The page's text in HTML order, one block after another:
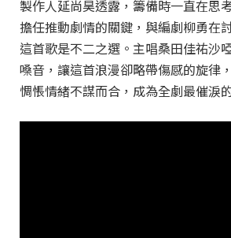
製作人延尚昊透露，籌備時一直在思
擔任推動劇情的關鍵，與編劇柳勇在
這首歌是不二之選。主唱桑田佳祐沙
嗓音，讓這首浪漫卻略帶傷感的旋律
惆悵情緒不謀而合，成為全劇最催淚